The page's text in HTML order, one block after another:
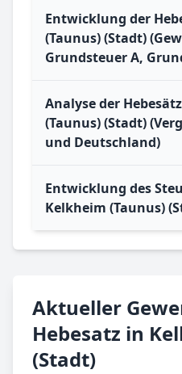
Entwicklung der
(Taunus) (Stadt)
Grundsteuer A,
Analyse der
(Taunus) (Stadt)
und Deutschland)
Entwicklung des
Kelkheim (Taunus)
Aktueller
Hebesatz in
(Stadt)